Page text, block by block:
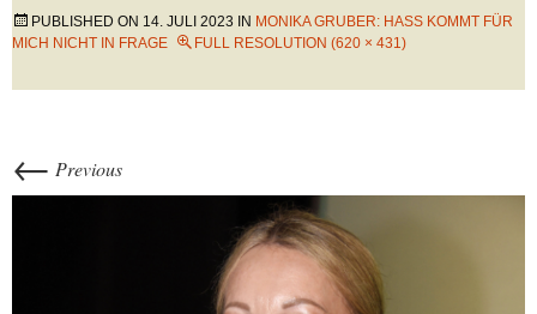
PUBLISHED ON 14. JULI 2023 IN MONIKA GRUBER: HASS KOMMT FÜR
MICH NICHT IN FRAGE
FULL RESOLUTION (620 × 431)
← Previous